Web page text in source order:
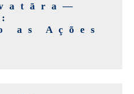
as Ações